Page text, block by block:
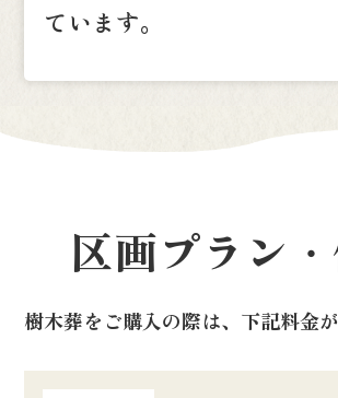
ています。
区画プラン
樹木葬をご購入の際は、下記料金